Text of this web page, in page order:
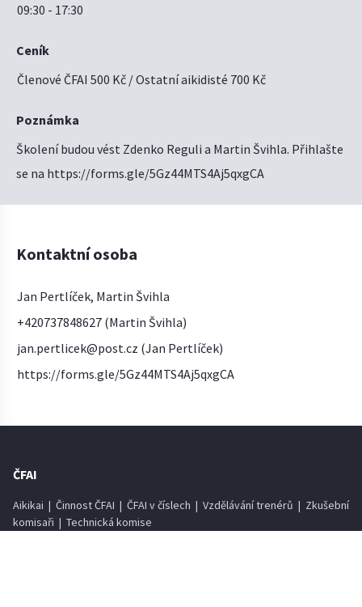
09:30 - 17:30
Ceník
Členové ČFAI 500 Kč / Ostatní aikidisté 700 Kč
Poznámka
Školení budou vést Zdenko Reguli a Martin Švihla. Přihlašte
se na https://forms.gle/5Gz44MTS4Aj5qxgCA
Kontaktní osoba
Jan Pertlíček, Martin Švihla
+420737848627 (Martin Švihla)
jan.pertlicek@post.cz (Jan Pertlíček)
https://forms.gle/5Gz44MTS4Aj5qxgCA
ČFAI
Aikikai | Činnost ČFAI | ČFAI v číslech | Vzdělávání trenérů | Zkušební
komisaři | Technická komise